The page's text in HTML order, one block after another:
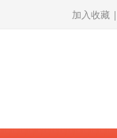
加入收藏 |